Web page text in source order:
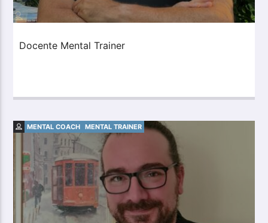
Docente Mental Trainer
MENTAL COACH MENTAL TRAINER